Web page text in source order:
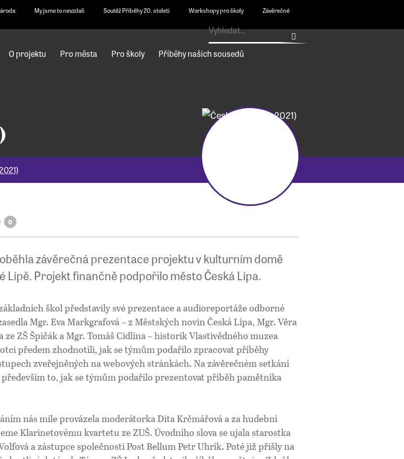
My jsme to nevzdali Soutěž Příběhy 20. století Workshopy pro školy
Závěrečné
O projektu Pro města Pro školy Příběhy našich sousedů
0
závěrečná prezentace projektu v kulturním domě
Lípě. Projekt finančně podpořilo město Česká Lípa.
škol představily své prezentace a audioreportáže odborné
Mgr. Eva Markgrafová – z Městských novin Česká Lípa, Mgr. Věra
ze ZŠ Špičák a Mgr. Tomáš Cidlina – historik Vlastivědného muzea
předem zhodnotili, jak se týmům podařilo zpracovat příběhy
zveřejněných na webových stránkách. Na závěrečném setkání
to, jak se týmům podařilo prezentovat příběh pamětníka
nás mile provázela moderátorka Dita Krčmářová a za hudební
Klarinetovému kvartetu ze ZUŠ. Úvodního slova se ujala starostka
a zástupce společnosti Post Bellum Petr Uhrík. Poté již přišly na